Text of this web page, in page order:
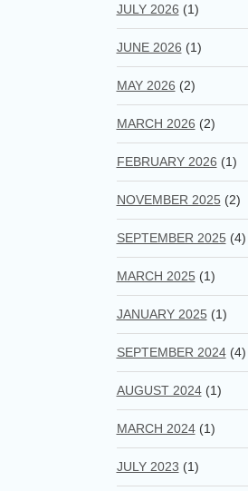
JULY 2026 (1)
JUNE 2026 (1)
MAY 2026 (2)
MARCH 2026 (2)
FEBRUARY 2026 (1)
NOVEMBER 2025 (2)
SEPTEMBER 2025 (4)
MARCH 2025 (1)
JANUARY 2025 (1)
SEPTEMBER 2024(4)
AUGUST 2024(1)
MARCH 2024(1)
JULY 2023 (1)